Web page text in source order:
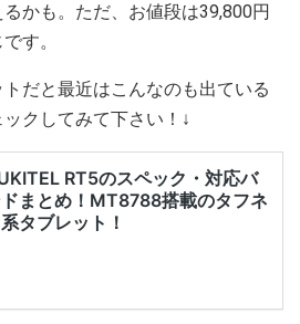
かも。ただ、お値段は39,800円
す。
だと最近はこんなのも出ている
クしてみて下さい！↓